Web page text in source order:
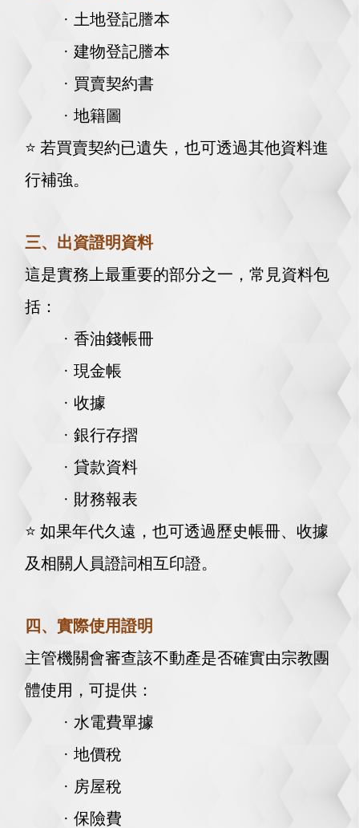
· 土地登記謄本
· 建物登記謄本
· 買賣契約書
· 地籍圖
⭐️若買賣契約已遺失，也可透過其他資料進
行補強。
三、出資證明資料
這是實務上最重要的部分之一，常見資料包
括：
· 香油錢帳冊
· 現金帳
· 收據
· 銀行存摺
· 貸款資料
· 財務報表
⭐️如果年代久遠，也可透過歷史帳冊、收據
及相關人員證詞相互印證。
四、實際使用證明
主管機關會審查該不動產是否確實由宗教團
體使用，可提供：
· 水電費單據
· 地價稅
· 房屋稅
· 保險費